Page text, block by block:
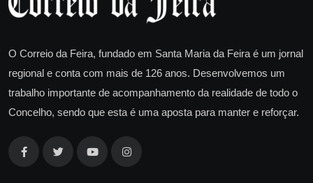
O Correio da Feira, fundado em Santa Maria da Feira é um jornal
regional e conta com mais de 126 anos. Desenvolvemos um
trabalho importante de acompanhamento da realidade de todo o
Concelho, sendo que esta é uma aposta para manter e reforçar.